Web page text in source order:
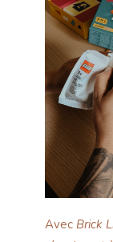
Avec Brick